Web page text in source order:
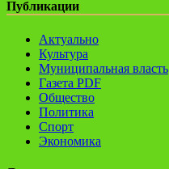
Публикации
Актуально
Культура
Муниципальная власть
Газета PDF
Общество
Политика
Спорт
Экономика